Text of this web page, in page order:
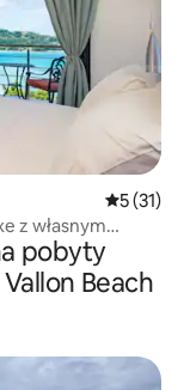
Średnia
5 (31)
z własnym
pobyty
Beach